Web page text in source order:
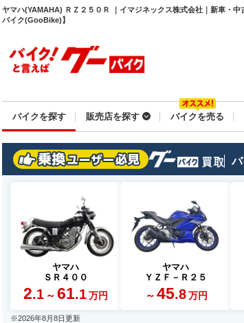
ヤマハ(YAMAHA) ＲＺ２５０Ｒ ｜イマジネックス株式会社｜新車・中
バイク(GooBike)】
バイクを探す 販売店を探す バイクを売る
ヤマハ
ＳＲ４００
2.1 ～ 61.1 万円
ヤマハ
ＹＺＦ－Ｒ２５
～ 45.8 万円
※2026年8月8日更新